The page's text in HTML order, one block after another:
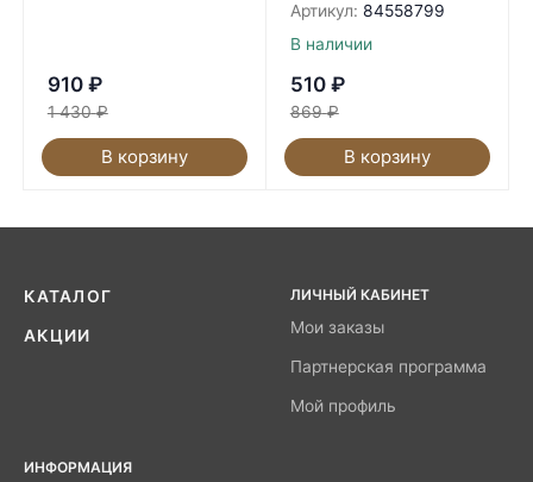
910 ₽
1 430 ₽
В корзину
Артикул: 84558799
В наличии
510 ₽
869 ₽
В корзину
КАТАЛОГ
АКЦИИ
ЛИЧНЫЙ КАБИНЕТ
Мои заказы
Партнерская программа
Мой профиль
ИНФОРМАЦИЯ